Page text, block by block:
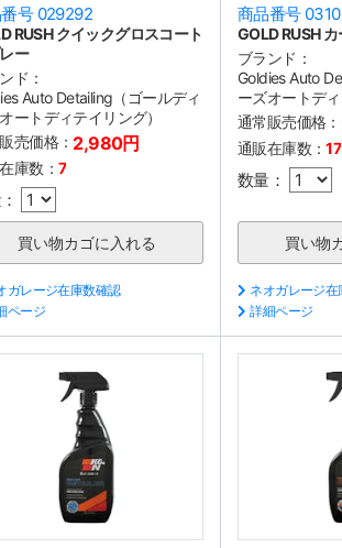
号 029292
RUSH クイックグロスコート
ー
ド：
Auto Detailing（ゴールディ
ートディテイリング）
売価格： 2,980円
庫数： 7
ガレージ在庫数確認
ページ
商品番号
GOLD RUSH
ブランド：
Goldies Auto
ーズオートディ
通常販売価格：
通販在庫数：17
数量：
ネオガレージ在
詳細ページ